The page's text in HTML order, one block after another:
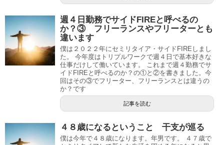
週４日勤務でサイドFIREと呼べるの
か？③ フリーランスやフリーターとも
違います
僕は２０２２年にセミリタイア・サイドFIREしまし
た。 今年度はトリプルワークで週４日で基本好きな
仕事だけして働いています。 これまで週４勤務でサ
イドFIREと呼べるのか？の①と②を書きました。今
回はその③でフリーター、フリーランスとは違うの
か？です
記事を読む
４８歳になるということ 干支が巡る
僕は今年で４８歳になります。年男です。 ４７歳で